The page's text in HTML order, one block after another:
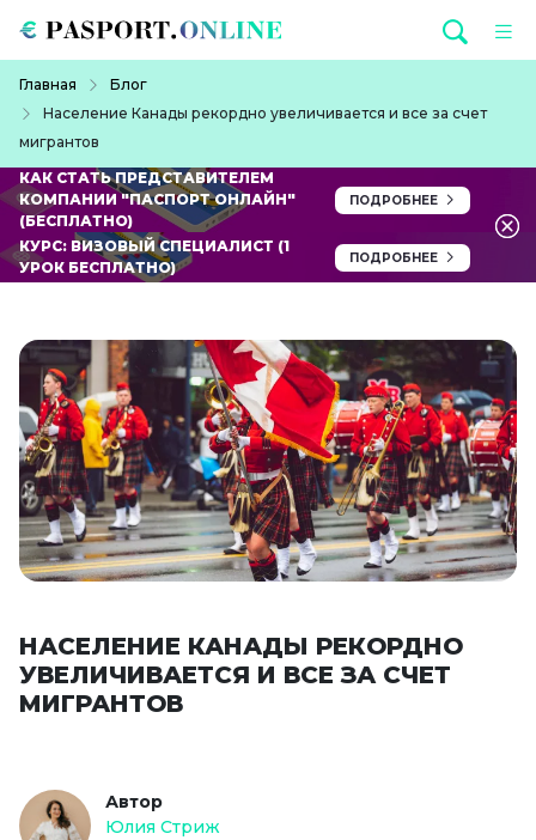
Главная
Блог
Население Канады рекордно увеличивается и все за счет
мигрантов
КАК СТАТЬ ПРЕДСТАВИТЕЛЕМ
КОМПАНИИ "ПАСПОРТ ОНЛАЙН"
(БЕСПЛАТНО)
ПОДРОБНЕЕ
КУРС: ВИЗОВЫЙ СПЕЦИАЛИСТ (1
УРОК БЕСПЛАТНО)
ПОДРОБНЕЕ
НАСЕЛЕНИЕ КАНАДЫ РЕКОРДНО
УВЕЛИЧИВАЕТСЯ И ВСЕ ЗА СЧЕТ
МИГРАНТОВ
Автор
Юлия Стриж